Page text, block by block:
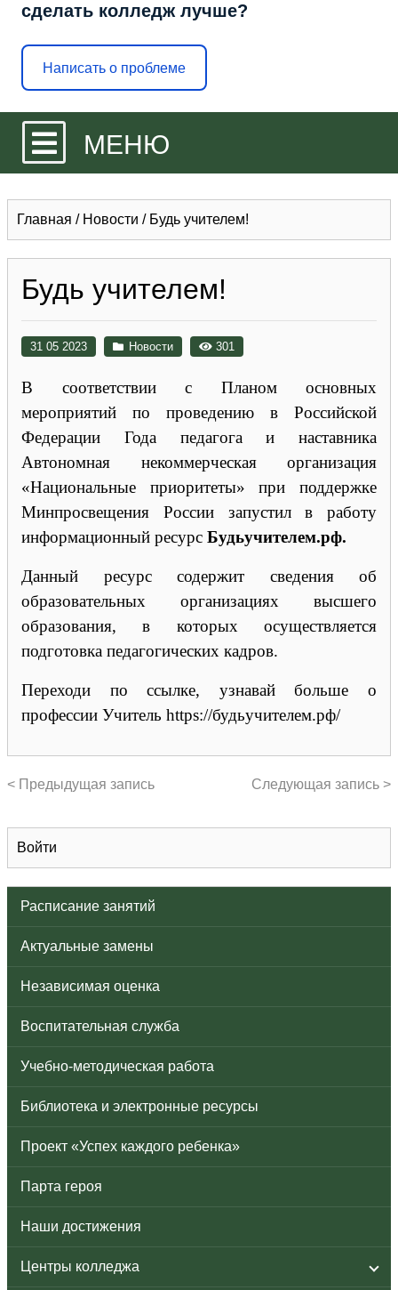
сделать колледж лучше?
Написать о проблеме
МЕНЮ
Войти
Расписание занятий
Актуальные замены
Независимая оценка
Воспитательная служба
Учебно-методическая работа
Библиотека и электронные ресурсы
Проект «Успех каждого ребенка»
Парта героя
Наши достижения
Центры колледжа
Главная / Новости / Будь учителем!
Будь учителем!
31 05 2023 Новости 301
В соответствии с Планом основных
мероприятий по проведению в Российской
Федерации Года педагога и наставника
Автономная некоммерческая организация
«Национальные приоритеты» при поддержке
Минпросвещения России запустил в работу
информационный ресурс Будьучителем.рф.
Данный ресурс содержит сведения об
образовательных организациях высшего
образования, в которых осуществляется
подготовка педагогических кадров.
Переходи по ссылке, узнавай больше о
профессии Учитель https://будьучителем.рф/
< Предыдущая запись Следующая запись >